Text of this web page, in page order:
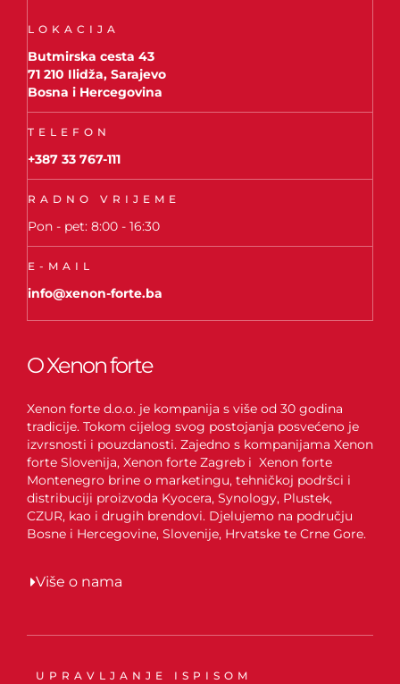
LOKACIJA
Butmirska cesta 43
71 210 Ilidža, Sarajevo
Bosna i Hercegovina
TELEFON
+387 33 767-111
RADNO VRIJEME
Pon - pet: 8:00 - 16:30
E-MAIL
info@xenon-forte.ba
O Xenon forte
Xenon forte d.o.o. je kompanija s više od 30 godina
tradicije. Tokom cijelog svog postojanja posvećeno je
izvrsnosti i pouzdanosti. Zajedno s kompanijama Xenon
forte Slovenija, Xenon forte Zagreb i Xenon forte
Montenegro brine o marketingu, tehničkoj podršci i
distribuciji proizvoda Kyocera, Synology, Plustek,
CZUR, kao i drugih brendovi. Djelujemo na području
Bosne i Hercegovine, Slovenije, Hrvatske te Crne Gore.
Više o nama
UPRAVLJANJE ISPISOM